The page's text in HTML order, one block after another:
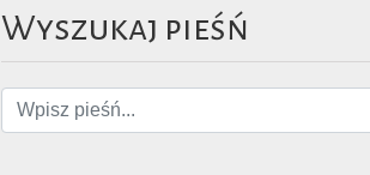
Wyszukaj pieśń